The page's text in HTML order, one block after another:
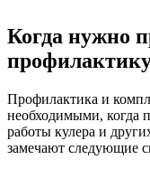
Когда нужно
Профилактика и
необходимыми, когда
работы кулера и
замечают следующие